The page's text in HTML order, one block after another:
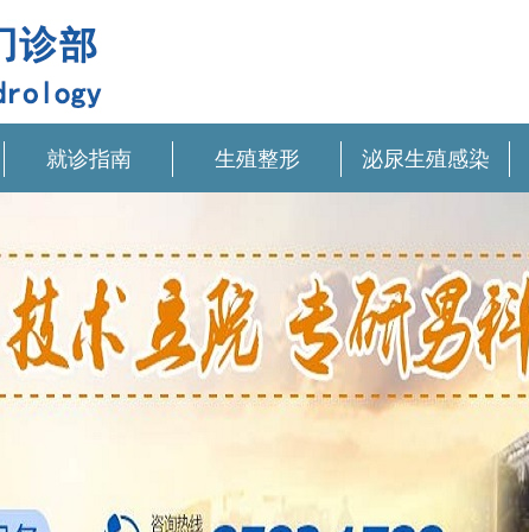
就诊指南 生殖整形 泌尿生殖感染